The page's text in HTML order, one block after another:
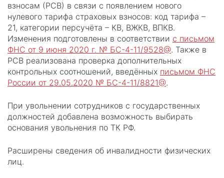
взносам (РСВ) в связи с появлением нового
нулевого тарифа страховых взносов: код тарифа –
21, категории персучёта – КВ, ВЖКВ, ВПКВ.
Изменения подготовлены в соответствии с письмом
ФНС от 9 июня 2020 г. № БС-4-11/9528@. Также в
РСВ реализована проверка дополнительных
контрольных соотношений, введённых письмом ФНС
России от 29.05.2020 № БС-4-11/8821@.
При увольнении сотрудников с государственных
должностей добавлена возможность выбирать
основания увольнения по ТК РФ.
Расширены сведения об инвалидности физических
лиц.